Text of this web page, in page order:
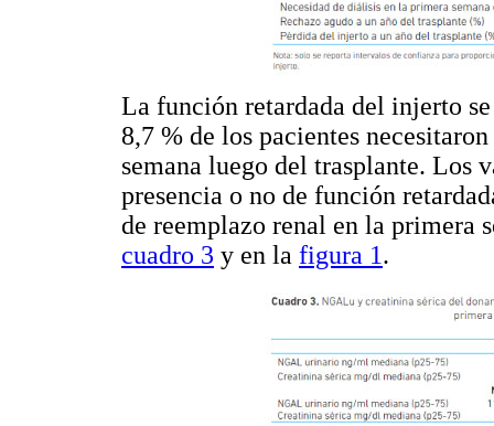
La función retardada del injerto
8,7 % de los pacientes
semana luego del trasplante. Los
presencia o no de función
de reemplazo renal en la primera
cuadro 3 y en la figura 1.